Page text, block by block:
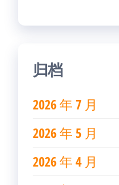
归档
2026 年 7 月
2026 年 5 月
2026 年 4 月